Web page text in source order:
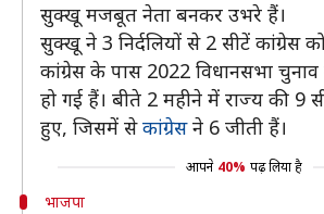
सुक्खू मजबूत नेता बनकर उभरे हैं।
सुक्खू ने 3 निर्दलियों से 2 सीटें कांग्रेस
कांग्रेस के पास 2022 विधानसभा
हो गई हैं। बीते 2 महीने में राज्य की 9
हुए, जिसमें सेकांग्रेसने 6 जीती हैं।
आपने 40% पढ़ लिया है
भाजपा